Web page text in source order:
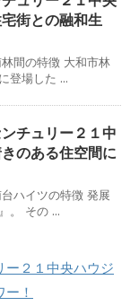
街との融和生
間の特徴 大和市林
登場した ...
チュリー２１中
のある住空間に
ハイツの特徴 発展
。 その ...
ー２１中央ハウジ
！